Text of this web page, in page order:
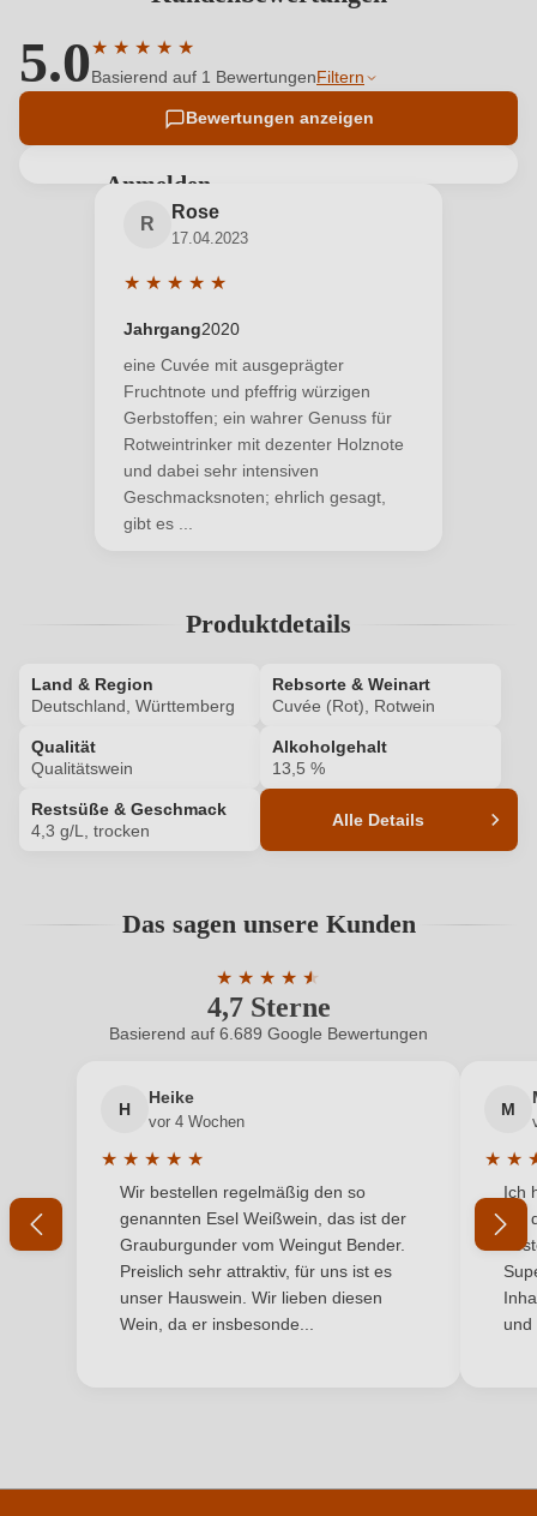
5.0★ ★ ★ ★ ★
Durchschnittliche Bewertung von 5 von 5 Sternen
Basierend auf 1 BewertungenFiltern
Bewertungen anzeigen
Anmelden
Bewertungen können nur von angemeldeten
Benutzern abgegeben werden. Bitte loggen Sie sich
Ihre E-Mail-Adresse
R
Rose
17.04.2023
★ ★ ★ ★ ★
Jahrgang2020
eine Cuvée mit ausgeprägter
Fruchtnote und pfeffrig würzigen
Gerbstoffen; ein wahrer Genuss für
Rotweintrinker mit dezenter Holznote
und dabei sehr intensiven
Geschmacksnoten; ehrlich gesagt,
gibt es ...
Produktdetails
Land & Region
Deutschland, Württemberg
Rebsorte & Weinart
Cuvée (Rot), Rotwein
Qualität
Qualitätswein
Alkoholgehalt
13,5 %
Restsüße & Geschmack
4,3 g/L, trocken
Alle Details
Alkoholgehalt in %
Großes Holzfass
Flaschenverschluss
Geschmack Trocken
Haltbar bis 3-5 Jahre
Weinkonvent Dürrenzimmern eG
Weinkonvent Dürrenzimmern eG, Meimsheimer
Das sagen unsere Kunden
4,7 Sterne
★ ★ ★ ★ ★
★
Durchschnittliche Bewertung von 4.7
Basierend auf 6.689 Google Bewertungen
H
Heike
vor 4 Wochen
★ ★ ★ ★ ★
Durchschnittliche Bewertung von 5 von 5 Sternen
Wir bestellen regelmäßig den so
genannten Esel Weißwein, das ist der
Grauburgunder vom Weingut Bender.
Preislich sehr attraktiv, für uns ist es
unser Hauswein. Wir lieben diesen
Wein, da er insbesonde...
M
★ ★
Ich
mit
und